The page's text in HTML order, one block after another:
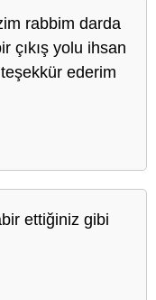
rabbim darda
çıkış yolu ihsan
ederim
ettiğiniz gibi